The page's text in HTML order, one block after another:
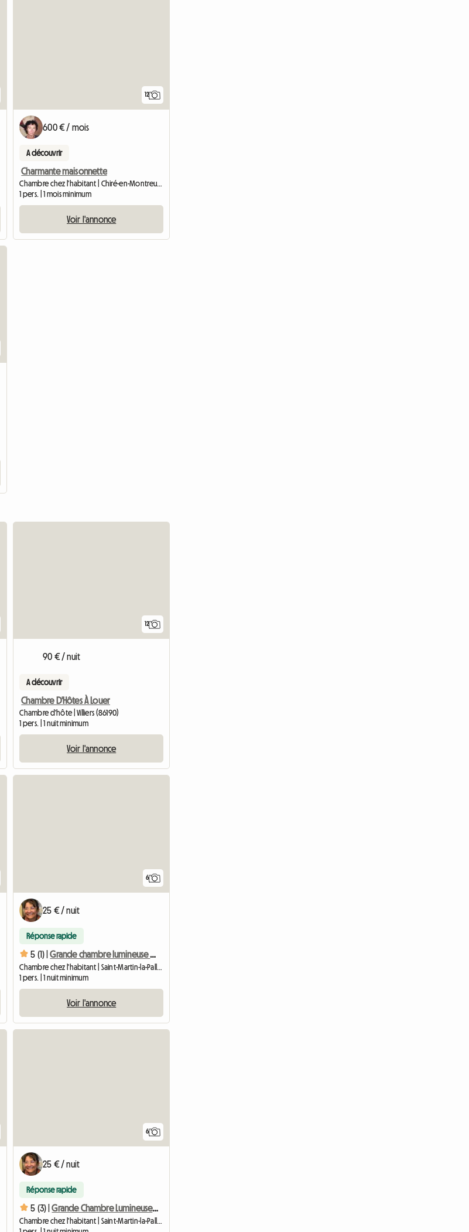
12
600 € / mois
A découvrir
Charmante maisonnette
Chambre chez l'habitant | Chiré-en-Montreuil (86190) | 22 M2
1 pers. | 1 mois minimum
Voir l'annonce
12
90 € / nuit
A découvrir
Chambre D'Hôtes À Louer
Chambre d'hôte | Villiers (86190)
1 pers. | 1 nuit minimum
Voir l'annonce
6
25 € / nuit
Réponse rapide
5 (1) | Grande chambre lumineuse 17m2
1 pers. | 1 nuit minimum
Voir l'annonce
6
25 € / nuit
Réponse rapide
5 (3) | Grande Chambre Lumineuse 19m2
Chambre chez l'habitant | Saint-Martin-la-Pallu (86170) | 19 M2